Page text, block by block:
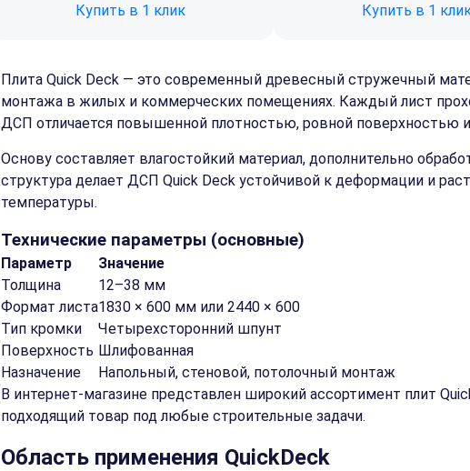
Купить в 1 клик Купить в 1
Плита Quick Deck — это современный древесный стружечный
монтажа в жилых и коммерческих помещениях. Каждый лист
ДСП отличается повышенной плотностью, ровной поверхностью
Основу составляет влагостойкий материал, дополнительно
структура делает ДСП Quick Deck устойчивой к деформации и
температуры.
Технические параметры (основные)
Параметр
Значение
Толщина
12–38 мм
Формат листа1830 × 600 мм или 2440 × 600
Тип кромки
Четырехсторонний шпунт
Поверхность Шлифованная
Назначение
Напольный, стеновой, потолочный монтаж
В интернет-магазине представлен широкий ассортимент плит
подходящий товар под любые строительные задачи.
Область применения QuickDeck